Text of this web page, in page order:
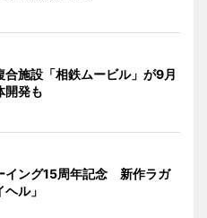
合施設「相鉄ムービル」が9月
発も
イング15周年記念 新作ラガ
ル」